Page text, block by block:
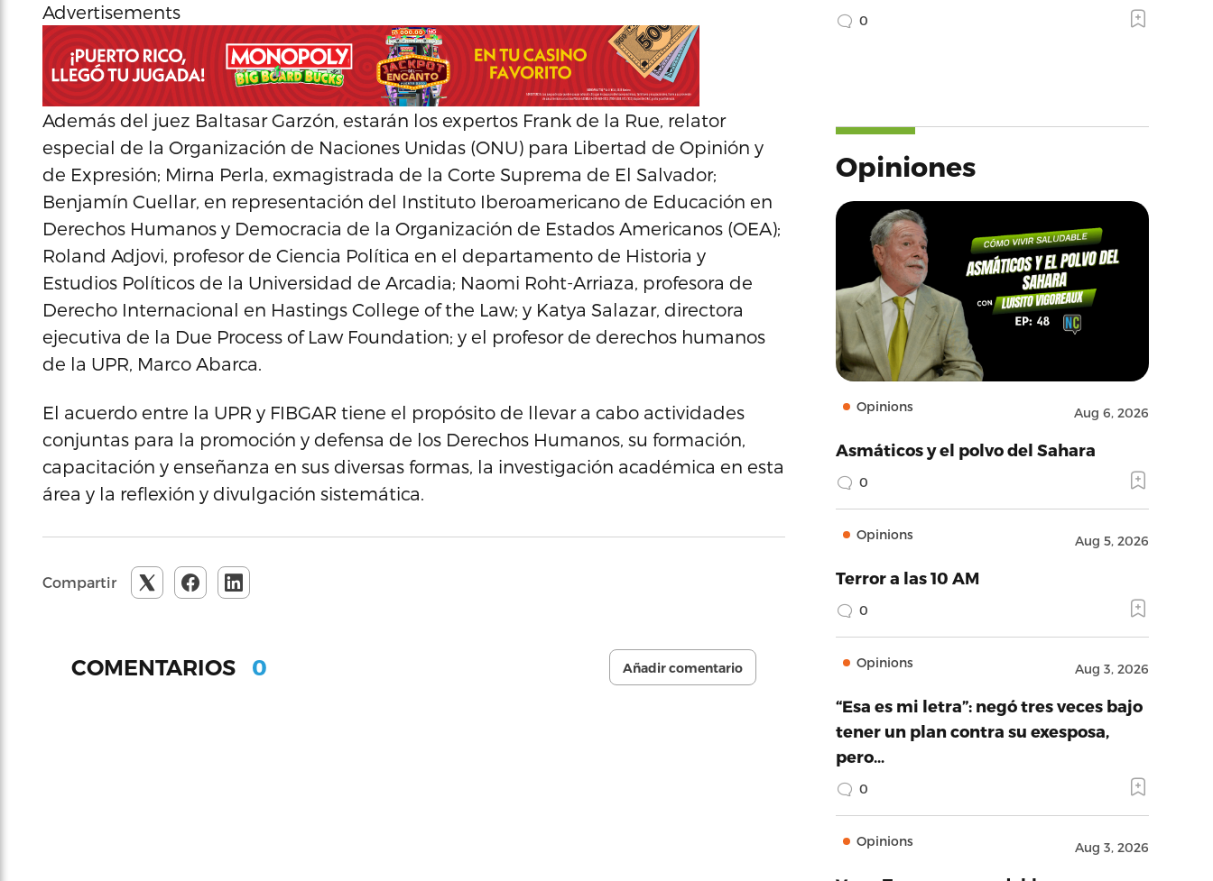
Advertisements
Además del juez Baltasar Garzón, estarán los expertos Frank de la Rue, relator
especial de la Organización de Naciones Unidas (ONU) para Libertad de Opinión y
de Expresión; Mirna Perla, exmagistrada de la Corte Suprema de El Salvador;
Benjamín Cuellar, en representación del Instituto Iberoamericano de Educación en
Derechos Humanos y Democracia de la Organización de Estados Americanos (OEA);
Roland Adjovi, profesor de Ciencia Política en el departamento de Historia y
Estudios Políticos de la Universidad de Arcadia; Naomi Roht-Arriaza, profesora de
Derecho Internacional en Hastings College of the Law; y Katya Salazar, directora
ejecutiva de la Due Process of Law Foundation; y el profesor de derechos humanos
de la UPR, Marco Abarca.
El acuerdo entre la UPR y FIBGAR tiene el propósito de llevar a cabo actividades
conjuntas para la promoción y defensa de los Derechos Humanos, su formación,
capacitación y enseñanza en sus diversas formas, la investigación académica en esta
área y la reflexión y divulgación sistemática.
Compartir
COMENTARIOS 0 Añadir comentario
0
Opiniones
Opinions Aug 6, 2026
Asmáticos y el polvo del Sahara
0
Opinions Aug 5, 2026
Terror a las 10 AM
0
Opinions Aug 3, 2026
“Esa es mi letra”: negó tres veces bajo
tener un plan contra su exesposa,
pero…
0
Opinions Aug 3, 2026